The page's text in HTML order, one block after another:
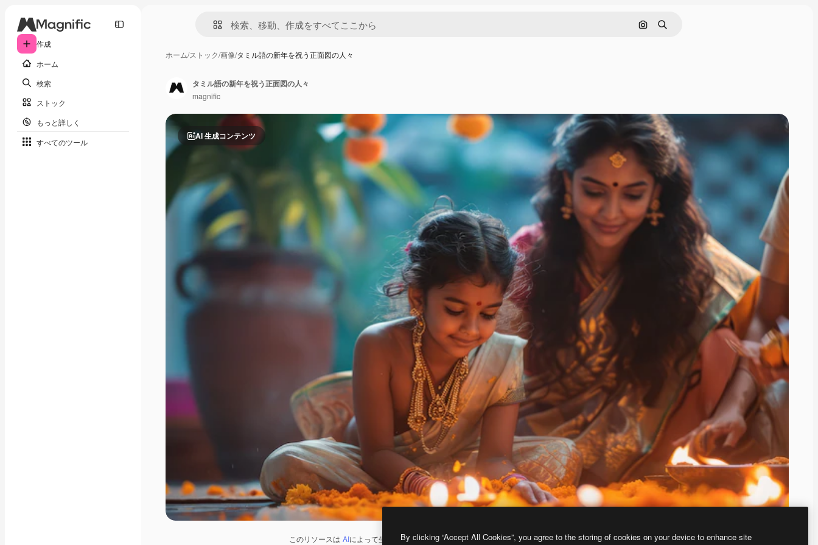
作成
ホーム
検索
ストック
もっと詳しく
すべてのツール
画像で検索
検索
ホーム/ストック/画像/タミル語の新年を祝う正面図の人々
AI 生成コンテンツ
このリソースは AIによって生成されたものです。 AI画像生成ツールを使うと、あなた独自の画像を作成できます。
タミル語の新年を祝う正面図の人々
magnific
By clicking “Accept All Cookies”, you agree to the storing of cookies on your device to enhance site